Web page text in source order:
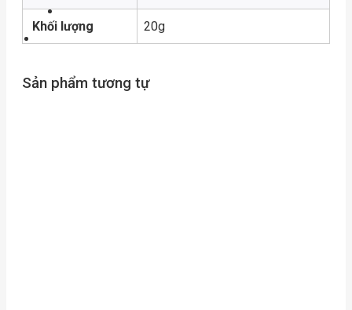
Khối lượng 20g
Sản phẩm tương tự